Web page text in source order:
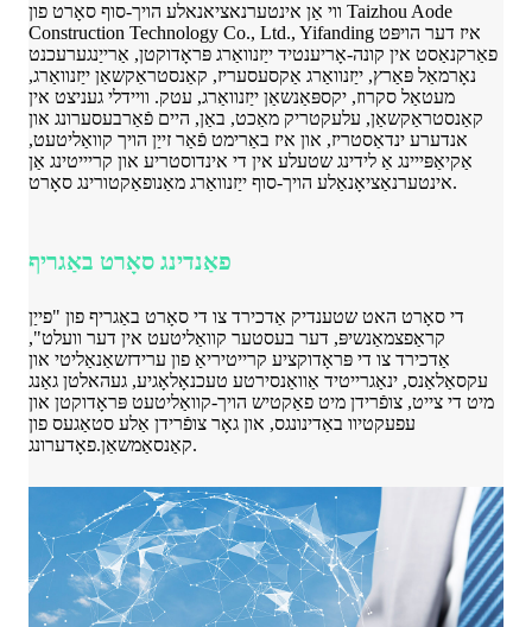
ווי אַן אינטערנאציאנאלע הויך-סוף סאָרט פון Taizhou Aode
Construction Technology Co., Ltd., Yifanding איז דער הויפּט
פאַרקנאַסט אין קונה-אָריענטיד ייַזנוואַרג פּראָדוקטן, אַרייַנגערעכנט
נאָרמאַל פּאַרץ, ייַזנוואַרג אַקסעסעריז, קאַנסטראַקשאַן ייַזנוואַרג,
מעטאַל סקרוז, יקספּאַנשאַן ייַזנוואַרג, עטק. וויידלי געניצט אין
קאַנסטראַקשאַן, עלעקטריק מאַכט, באַן, היים פֿאַרבעסערונג און
אנדערע ינדאַסטריז, און איז באַרימט פֿאַר זייַן הויך קוואַליטעט,
אַקיאַפּייינג אַ לידינג שטעלע אין די אינדוסטריע און קריייטינג אַן
אינטערנאַציאָנאַלע הויך-סוף ייַזנוואַרג מאַנופאַקטורינג סאָרט.
פאַנדינג סאָרט באַגריף
די סאָרט האט שטענדיק אַדכירד צו די סאָרט באַגריף פון "פייַן
קראַפצמאַנשיפּ, דער בעסטער קוואַליטעט אין דער וועלט",
אַדכירד צו די פּראָדוקציע קרייטיריאַ פון ערידזשאַנאַליטי און
עקסאַלאַנס, ינאַגרייטיד אַוואַנסירטע טעכנאָלאָגיע, געהאלטן גאַנג
מיט די צייט, צופֿרידן מיט פאַקטיש הויך-קוואַליטעט פּראָדוקטן און
עפעקטיוו באַדינונגס, און גאָר צופֿרידן אַלע סטאַגעס פון
קאַנסאַמשאַן.פאָדערונג.